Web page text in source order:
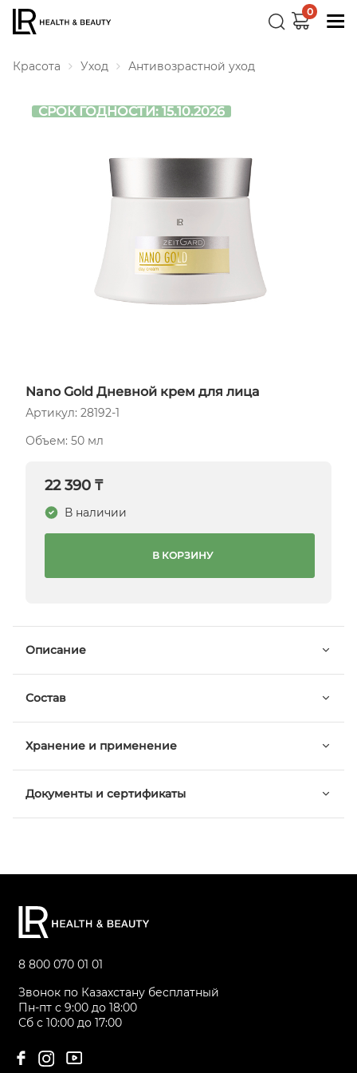
0
Красота Уход Антивозрастной уход
СРОК ГОДНОСТИ: 15.10.2026
Nano Gold Дневной крем для лица
Артикул: 28192-1
Объем: 50 мл
22 390 ₸
В наличии
В КОРЗИНУ
Описание
Состав
Хранение и применение
Документы и сертификаты
8 800 070 01 01
Звонок по Казахстану бесплатный
Пн-пт с 9:00 до 18:00
Сб с 10:00 до 17:00